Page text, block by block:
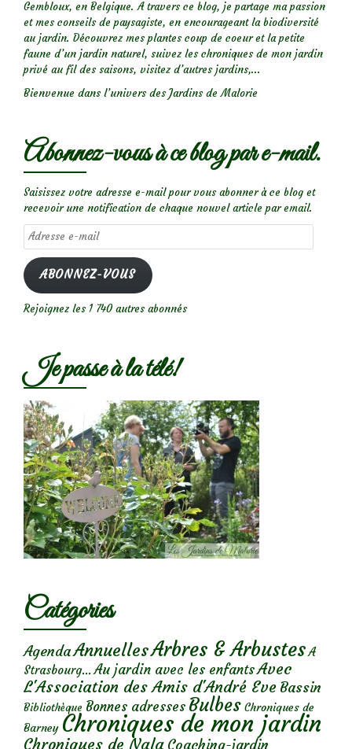
Gembloux, en Belgique. A travers ce blog, je partage ma passion
et mes conseils de paysagiste, en encourageant la biodiversité
au jardin. Découvrez mes plantes coup de coeur et la petite
faune d’un jardin naturel, suivez les chroniques de mon jardin
privé au fil des saisons, visitez d’autres jardins,...
Bienvenue dans l’univers des Jardins de Malorie
Abonnez-vous à ce blog par e-mail.
Saisissez votre adresse e-mail pour vous abonner à ce blog et
recevoir une notification de chaque nouvel article par email.
Adresse
e-
mail
ABONNEZ-VOUS
Rejoignez les 1 740 autres abonnés
Je passe à la télé!
Catégories
AgendaAnnuellesArbres & Arbustes A
Strasbourg... Au jardin avec les enfantsAvec
L'Association des Amis d'André Eve Bassin
Bibliothèque Bonnes adresses Bulbes Chroniques de
Barney Chroniques de mon jardin
Chroniques de Nala Coaching-jardin